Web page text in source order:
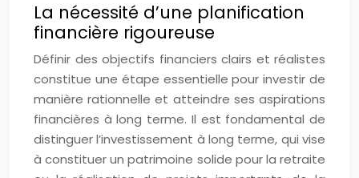
La nécessité d’une planification
financière rigoureuse
Définir des objectifs financiers clairs et réalistes
constitue une étape essentielle pour investir de
manière rationnelle et atteindre ses aspirations
financières à long terme. Il est fondamental de
distinguer l’investissement à long terme, qui vise
à constituer un patrimoine solide pour la retraite